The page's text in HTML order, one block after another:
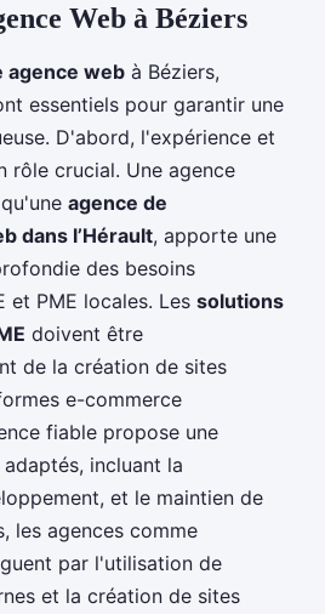
Web à Béziers
agence web à Béziers,
essentiels pour garantir une
D'abord, l'expérience et
rôle crucial. Une agence
agence de
dans l’Hérault, apporte une
des besoins
et PME locales. Les solutions
doivent être
de la création de sites
e-commerce
fiable propose une
incluant la
et le maintien de
les agences comme
par l'utilisation de
et la création de sites